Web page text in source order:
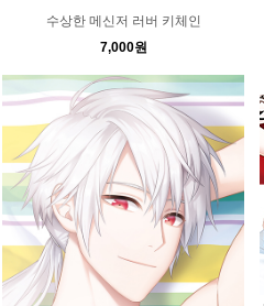
수상한 메신저 러버 키체인
7,000원